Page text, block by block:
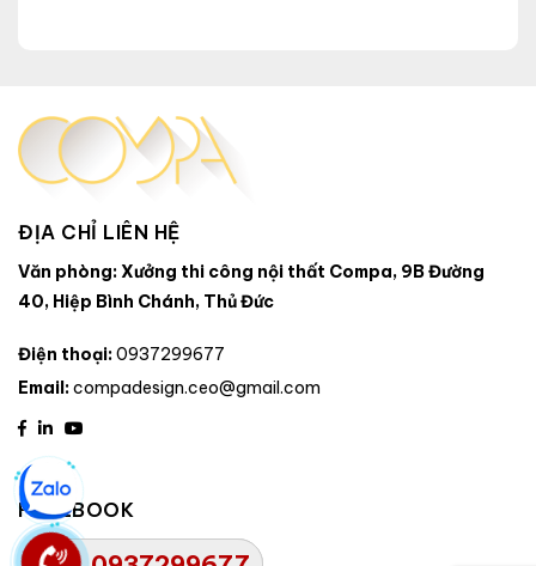
ĐỊA CHỈ LIÊN HỆ
Văn phòng: Xưởng thi công nội thất Compa, 9B Đường
40, Hiệp Bình Chánh, Thủ Đức
Điện thoại:0937299677
Email:compadesign.ceo@gmail.com
FACEBOOK